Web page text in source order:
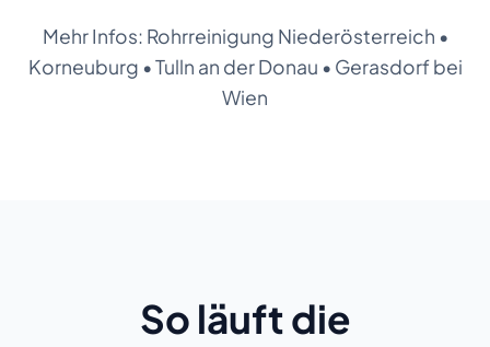
Mehr Infos: Rohrreinigung Niederösterreich •
Korneuburg •Tulln an der Donau • Gerasdorf bei
Wien
So läuft die